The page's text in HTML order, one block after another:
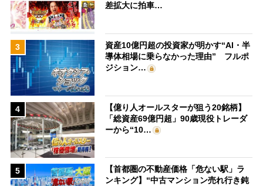
差拡大に拍車…
3
資産10億円超の投資家が明かす“AI・半
導体相場に乗らなかった理由” フルポ
ジション…
4
【億り人オールスターが狙う20銘柄】
「総資産69億円超」90歳現役トレーダ
ーから“10…
5
【首都圏の不動産価格「危ない駅」ラ
ンキング】“中古マンション売れ行き鈍